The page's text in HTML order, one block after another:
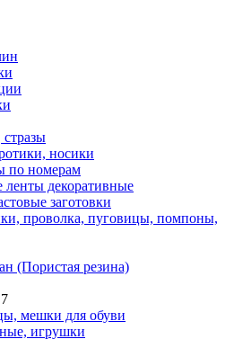
носики
по номерам
ленты декоративные
заготовки
проволка, пуговицы, помпоны,
(Пористая резина)
мешки для обуви
игрушки